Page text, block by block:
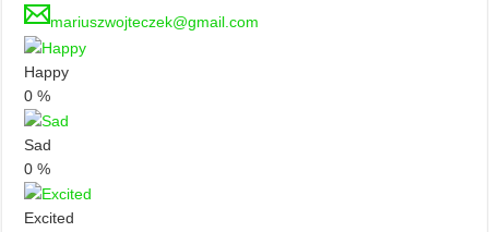
mariuszwojteczek@gmail.com
Happy
0 %
Sad
0 %
Excited